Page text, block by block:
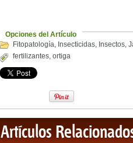
Opciones del Artículo
Fitopatología, Insecticidas, Insectos,
fertilizantes, ortiga
Artículos